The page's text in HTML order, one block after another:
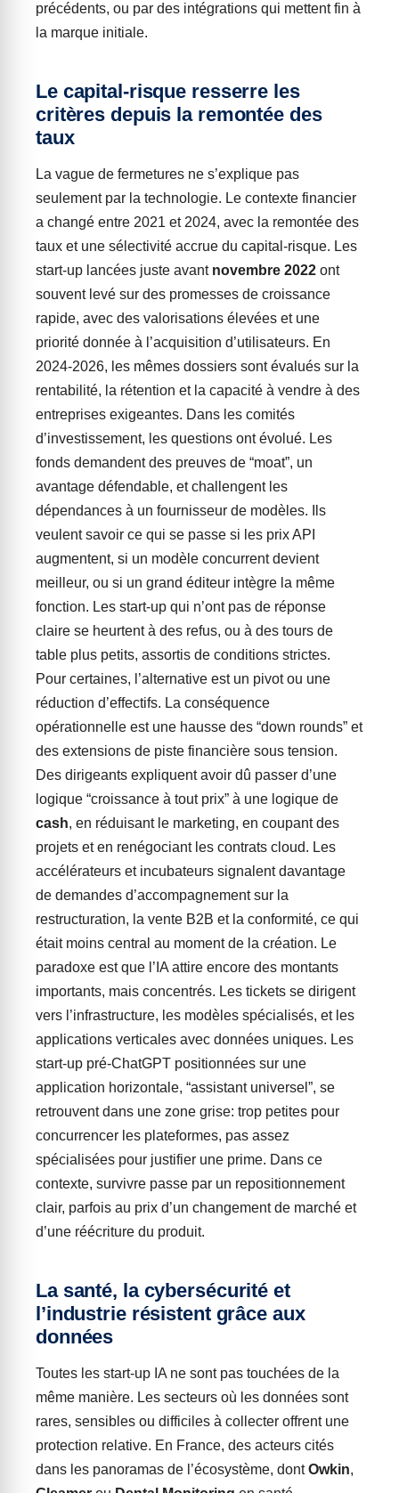
précédents, ou par des intégrations qui mettent fin à
la marque initiale.
Le capital-risque resserre les
critères depuis la remontée des
taux
La vague de fermetures ne s’explique pas
seulement par la technologie. Le contexte financier
a changé entre 2021 et 2024, avec la remontée des
taux et une sélectivité accrue du capital-risque. Les
start-up lancées juste avant novembre 2022 ont
souvent levé sur des promesses de croissance
rapide, avec des valorisations élevées et une
priorité donnée à l’acquisition d’utilisateurs. En
2024-2026, les mêmes dossiers sont évalués sur la
rentabilité, la rétention et la capacité à vendre à des
entreprises exigeantes. Dans les comités
d’investissement, les questions ont évolué. Les
fonds demandent des preuves de “moat”, un
avantage défendable, et challengent les
dépendances à un fournisseur de modèles. Ils
veulent savoir ce qui se passe si les prix API
augmentent, si un modèle concurrent devient
meilleur, ou si un grand éditeur intègre la même
fonction. Les start-up qui n’ont pas de réponse
claire se heurtent à des refus, ou à des tours de
table plus petits, assortis de conditions strictes.
Pour certaines, l’alternative est un pivot ou une
réduction d’effectifs. La conséquence
opérationnelle est une hausse des “down rounds” et
des extensions de piste financière sous tension.
Des dirigeants expliquent avoir dû passer d’une
logique “croissance à tout prix” à une logique de
cash, en réduisant le marketing, en coupant des
projets et en renégociant les contrats cloud. Les
accélérateurs et incubateurs signalent davantage
de demandes d’accompagnement sur la
restructuration, la vente B2B et la conformité, ce qui
était moins central au moment de la création. Le
paradoxe est que l’IA attire encore des montants
importants, mais concentrés. Les tickets se dirigent
vers l’infrastructure, les modèles spécialisés, et les
applications verticales avec données uniques. Les
start-up pré-ChatGPT positionnées sur une
application horizontale, “assistant universel”, se
retrouvent dans une zone grise: trop petites pour
concurrencer les plateformes, pas assez
spécialisées pour justifier une prime. Dans ce
contexte, survivre passe par un repositionnement
clair, parfois au prix d’un changement de marché et
d’une réécriture du produit.
La santé, la cybersécurité et
l’industrie résistent grâce aux
données
Toutes les start-up IA ne sont pas touchées de la
même manière. Les secteurs où les données sont
rares, sensibles ou difficiles à collecter offrent une
protection relative. En France, des acteurs cités
dans les panoramas de l’écosystème, dontOwkin,